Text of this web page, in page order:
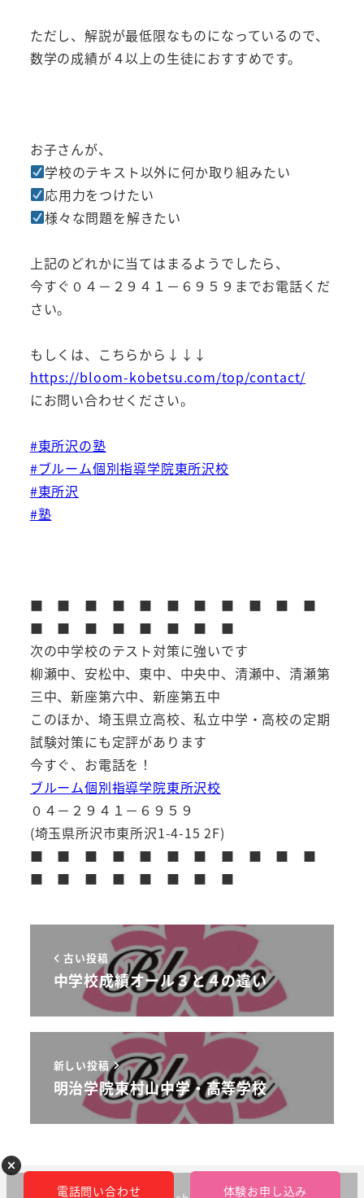
ただし、解説が最低限なものになっているので、
数学の成績が４以上の生徒におすすめです。
お子さんが、
学校のテキスト以外に何か取り組みたい
応用力をつけたい
様々な問題を解きたい
上記のどれかに当てはまるようでしたら、
今すぐ０４－２９４１－６９５９までお電話くだ
さい。
もしくは、こちらから↓↓↓
https://bloom-kobetsu.com/top/contact/
にお問い合わせください。
#東所沢の塾
#ブルーム個別指導学院東所沢校
#東所沢
#塾
■ ■ ■ ■ ■ ■ ■ ■ ■ ■ ■
■ ■ ■ ■ ■ ■ ■ ■
次の中学校のテスト対策に強いです
柳瀬中、安松中、東中、中央中、清瀬中、清瀬第
三中、新座第六中、新座第五中
このほか、埼玉県立高校、私立中学・高校の定期
試験対策にも定評があります
今すぐ、お電話を！
ブルーム個別指導学院東所沢校
０４－２９４１－６９５９
(埼玉県所沢市東所沢1-4-15 2F)
■ ■ ■ ■ ■ ■ ■ ■ ■ ■ ■
■ ■ ■ ■ ■ ■ ■ ■
古い投稿
中学校成績オール３と４の違い
新しい投稿
明治学院東村山中学・高等学校
電話問い合わせ 体験お申し込み